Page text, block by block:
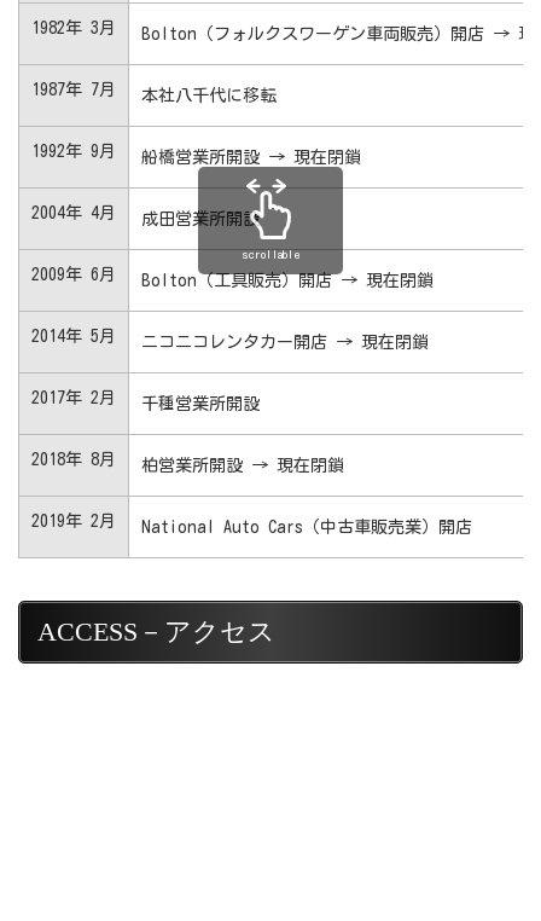
1982年 3月 Bolton（フォルクスワーゲン車両販売）開店 → 現
1987年 7月 本社八千代に移転
1992年 9月 船橋営業所開設 → 現在閉鎖
2004年 4月 成田営業所開設
2009年 6月 Bolton（工具販売）開店 → 現在閉鎖
2014年 5月 ニコニコレンタカー開店 → 現在閉鎖
2017年 2月 千種営業所開設
2018年 8月 柏営業所開設 → 現在閉鎖
2019年 2月 National Auto Cars（中古車販売業）開店
scrollable
ACCESS－アクセス